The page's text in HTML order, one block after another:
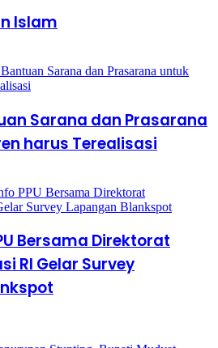
Islam
Sarana dan Prasarana
harus Terealisasi
Bersama Direktorat
RI Gelar Survey